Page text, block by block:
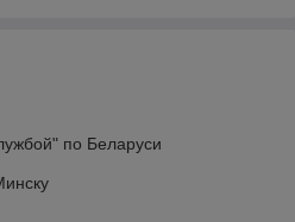
по Беларуси